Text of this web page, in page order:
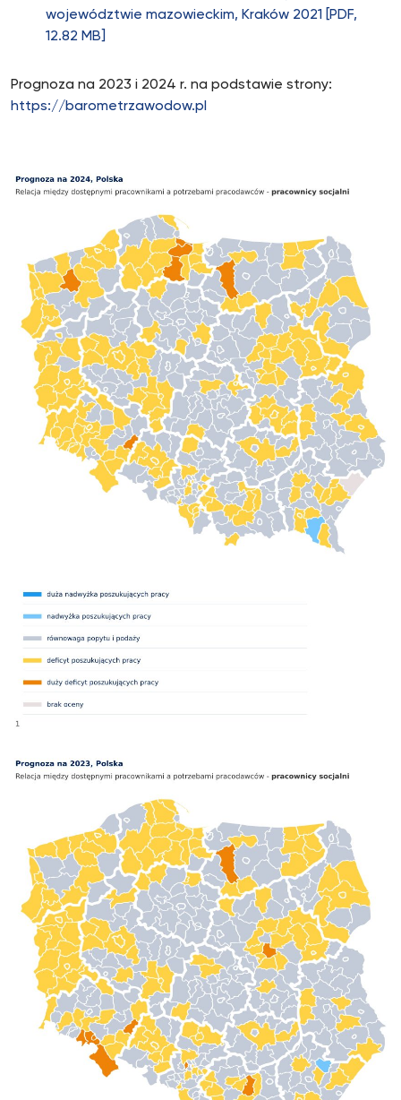
województwie mazowieckim, Kraków 2021 [PDF,
12.82 MB]
Prognoza na 2023 i 2024 r. na podstawie strony:
https://barometrzawodow.pl